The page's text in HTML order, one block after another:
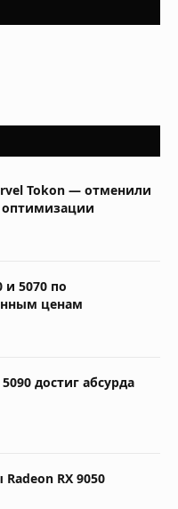
Tokon — отменили
оптимизации
и 5070 по
ценам
достиг абсурда
RX 9050